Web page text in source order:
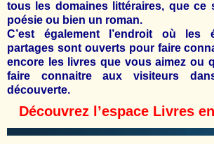
tous les domaines littéraires, que ce
poésie ou bien un roman.
C’est également l’endroit où les
partages sont ouverts pour faire
encore les livres que vous aimez ou
faire connaitre aux visiteurs
découverte.
Découvrez l’espace Livres